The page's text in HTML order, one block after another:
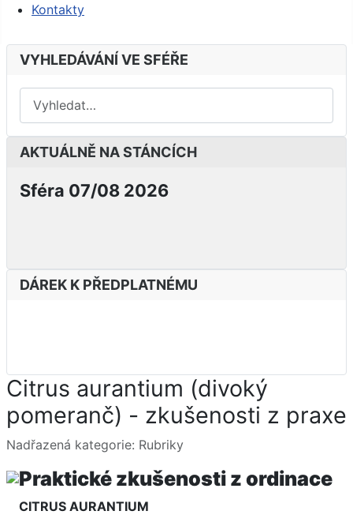
Kontakty
VYHLEDÁVÁNÍ VE SFÉŘE
AKTUÁLNĚ NA STÁNCÍCH
Sféra 07/08 2026
DÁREK K PŘEDPLATNÉMU
Citrus aurantium (divoký
pomeranč) - zkušenosti z praxe
Základní údaje
Nadřazená kategorie: Rubriky
Praktické zkušenosti z ordinace
CITRUS AURANTIUM